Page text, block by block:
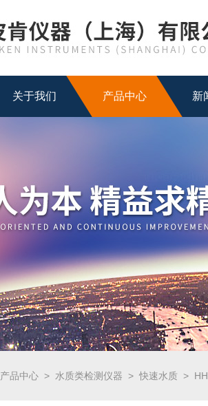
关于我们 产品中心 新
产品中心 > 水质类检测仪器 >快速水质 >